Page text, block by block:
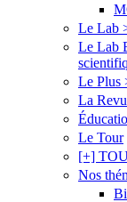
Le Lab
Le Lab
Le Plus
La
Le Tour
[+]
Nos